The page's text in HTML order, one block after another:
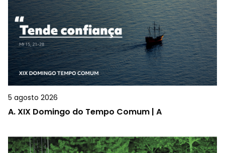
5 agosto 2026
A.XIX Domingo do Tempo Comum | A